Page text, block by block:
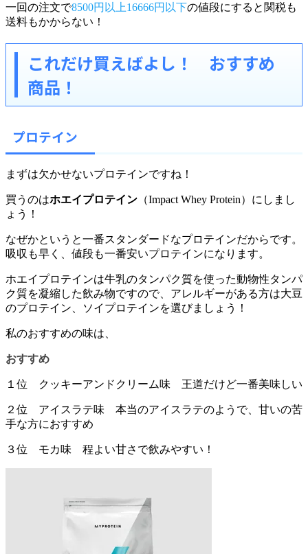
一回の注文で8500円以上16666円以下の値段にすると関税も
送料もかからない！
これだけ買えばよし！ おすすめ
商品！
プロテイン
まずは欠かせないプロテインですね！
買うのはホエイプロテイン （Impact Whey Protein）にしまし
ょう！
なぜかというと一番スタンダードなプロテインだからです。
吸収も早く、値段も一番安いプロテインになります。
ホエイプロテインは牛乳のタンパク質を使った動物性タンパ
ク質を凝縮した飲み物ですので、アレルギーがある方は大豆
のプロテイン、ソイプロテインを選びましょう！
私のおすすめの味は、
おすすめ
１位 クッキーアンドクリーム味 王道だけど一番美味しい
２位 アイスラテ味 本当のアイスラテのようで、甘いの苦
手な方におすすめ
３位 モカ味 程よい甘さで飲みやすい！